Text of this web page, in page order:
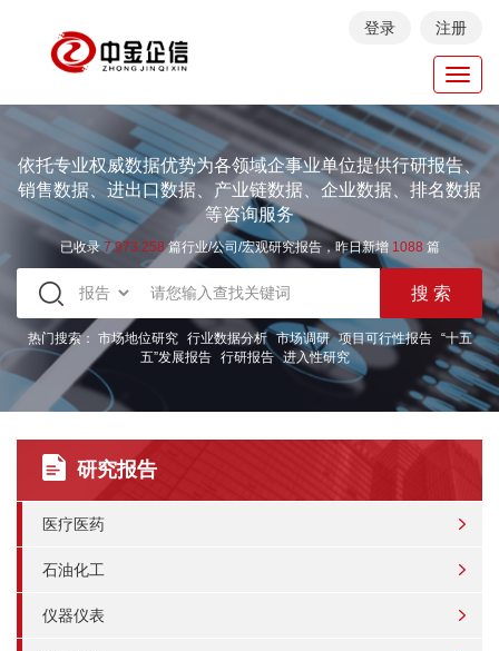
登录 注册
依托专业权威数据优势为各领域企事业单位提供行研报告、
销售数据、进出口数据、产业链数据、企业数据、排名数据
等咨询服务
已收录7.973.258篇行业/公司/宏观研究报告，昨日新增 1088 篇
热门搜索： 市场地位研究 行业数据分析 市场调研 项目可行性报告
“十五
五”发展报告 行研报告 进入性研究
研究报告
医疗医药
石油化工
仪器仪表